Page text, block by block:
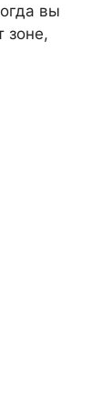
вы
зоне,